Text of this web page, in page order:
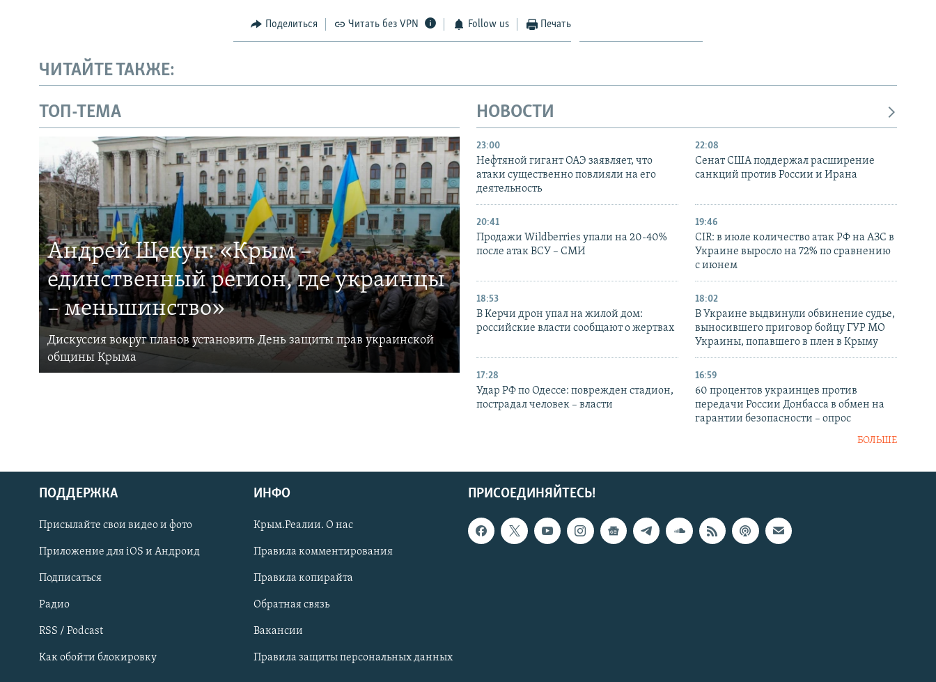
Українською
Qırımtatar
ПРИСОЕДИНЯЙТЕСЬ!
Поделиться Читать без VPN Follow us Печать
ЧИТАЙТЕ ТАКЖЕ:
ТОП-ТЕМА
Андрей Щекун: «Крым –
единственный регион, где украинцы
– меньшинство»
Дискуссия вокруг планов установить День защиты прав украинской
общины Крыма
НОВОСТИ
23:00
Нефтяной гигант ОАЭ заявляет, что
атаки существенно повлияли на его
деятельность
22:08
Сенат США поддержал расширение
санкций против России и Ирана
20:41
Продажи Wildberries упали на 20-40%
после атак ВСУ – СМИ
19:46
CIR: в июле количество атак РФ на АЗС в
Украине выросло на 72% по сравнению
с июнем
18:53
В Керчи дрон упал на жилой дом:
российские власти сообщают о жертвах
18:02
В Украине выдвинули обвинение судье,
выносившего приговор бойцу ГУР МО
Украины, попавшего в плен в Крыму
17:28
Удар РФ по Одессе: поврежден стадион,
пострадал человек – власти
16:59
60 процентов украинцев против
передачи России Донбасса в обмен на
гарантии безопасности – опрос
БОЛЬШЕ
ПРИСОЕДИНЯЙТЕСЬ!
ПОДДЕРЖКА
Присылайте свои видео и фото
Приложение для iOS и Андроид
Подписаться
Радио
RSS / Podcast
Как обойти блокировку
ИНФО
Крым.Реалии. О нас
Правила комментирования
Правила копирайта
Обратная связь
Вакансии
Правила защиты персональных данных